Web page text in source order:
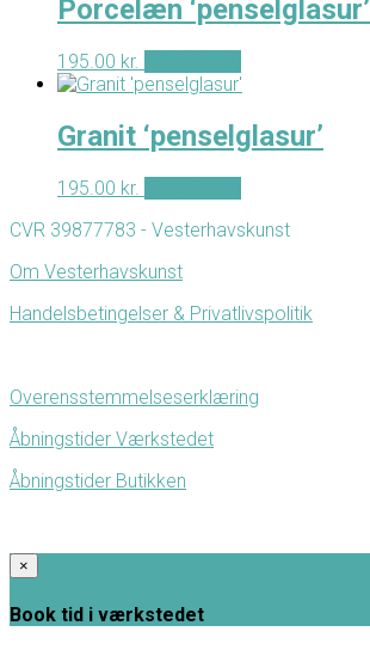
Porcelæn ‘penselglasur’
195.00 kr.
Granit ‘penselglasur’
195.00 kr.
CVR 39877783 - Vesterhavskunst
Om Vesterhavskunst
Handelsbetingelser & Privatlivspolitik
Overensstemmelseserklæring
Åbningstider Værkstedet
Åbningstider Butikken
×
Book tid i værkstedet